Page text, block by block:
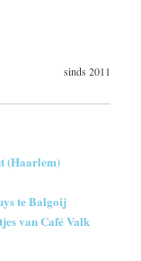
sinds 2011
(Haarlem)
te Balgoij
van Café Valk